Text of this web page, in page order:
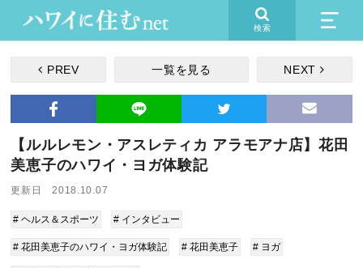
検索
PREV 一覧を見る NEXT
【ルルレモン・アスレティカ アラモアナ店】花田
美恵子のハワイ・ヨガ体験記
更新日 2018.10.07
# ヘルス＆スポーツ # インタビュー
# 花田美恵子のハワイ・ヨガ体験記 # 花田美恵子 # ヨガ